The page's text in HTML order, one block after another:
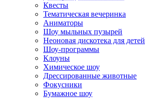
Квесты
Тематическая вечеринка
Аниматоры
Шоу мыльных пузырей
Неоновая дискотека для детей
Шоу-программы
Клоуны
Химическое шоу
Дрессированные животные
Фокусники
Бумажное шоу